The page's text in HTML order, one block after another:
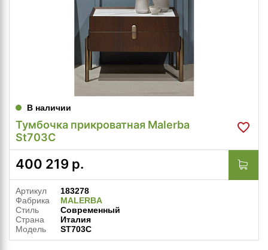
В наличии
Тумбочка прикроватная Malerba
St703C
400 219 р.
Артикул
183278
Фабрика
MALERBA
Стиль
Современный
Страна
Италия
Модель
ST703C